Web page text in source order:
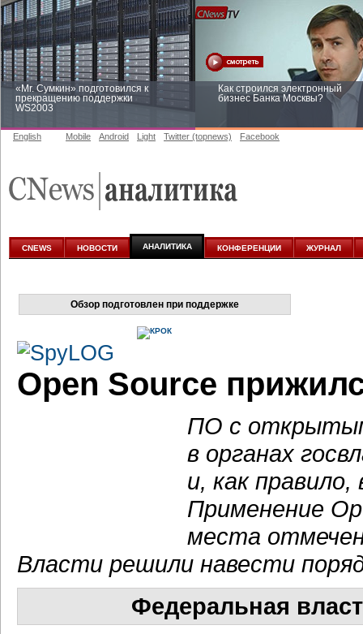
«Mr. Сумкин» подготовился к
прекращению поддержки
WS2003
Как строился электронный
бизнес Банка Москвы?
аналитике
English Mobile Android Light Twitter (topnews) Facebook
CNEWS НОВОСТИ АНАЛИТИКА КОНФЕРЕНЦИИ ЖУРНАЛ
Обзор подготовлен при поддержке
Open Source
ПО с
в органах
и, как
Применение
места
Власти решили навести
Федеральная